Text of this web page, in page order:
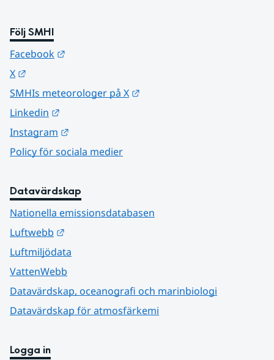
Följ SMHI
Facebook
X
SMHIs meteorologer på X
Linkedin
Instagram
Policy för sociala medier
Datavärdskap
Nationella emissionsdatabasen
Luftwebb
Luftmiljödata
VattenWebb
Datavärdskap, oceanografi och marinbiologi
Datavärdskap för atmosfärkemi
Logga in